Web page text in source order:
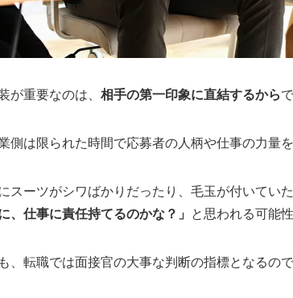
が重要なのは、 相手の第一印象に直結するから
側は限られた時間で応募者の人柄や仕事の力量
スーツがシワばかりだったり、毛玉が付いていた
、仕事に責任持てるのかな？」
と思われる可能性
、転職では面接官の大事な判断の指標となるので